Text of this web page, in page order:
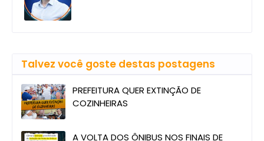
Talvez você goste destas postagens
PREFEITURA QUER EXTINÇÃO DE
COZINHEIRAS
A VOLTA DOS ÔNIBUS NOS FINAIS DE